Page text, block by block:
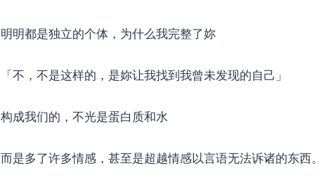
明明都是独立的个体，为什么我完整了妳
「不，不是这样的，是妳让我找到我曾未发现的自己​​」
构成我们的，不光是蛋白质和水
而是多了许多情感，甚至​​是超越情感以言语无法诉诸的东西。